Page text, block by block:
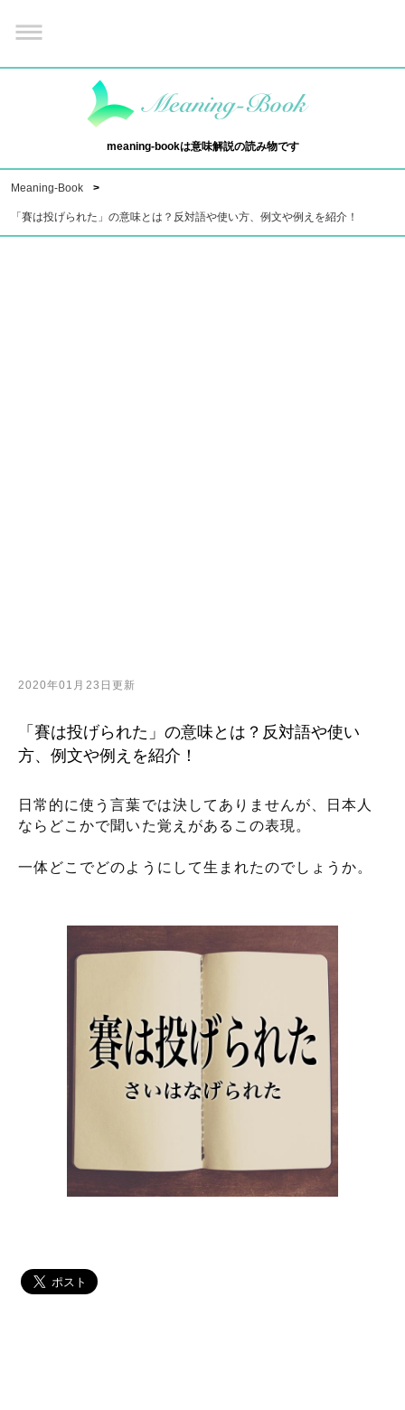
meaning-bookは意味解説の読み物です
Meaning-Book
「賽は投げられた」の意味とは？反対語や使い方、例文や例えを紹介！
2020年01月23日更新
「賽は投げられた」の意味とは？反対語や使い
方、例文や例えを紹介！
日常的に使う言葉では決してありませんが、日本人
ならどこかで聞いた覚えがあるこの表現。
一体どこでどのようにして生まれたのでしょうか。